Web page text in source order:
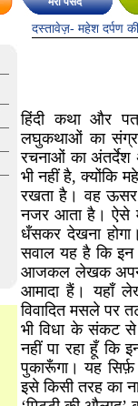
दस्तावेज़- महेश दर्पण
हिंदी कथा और
लघुकथाओं का
रचनाओं का
भी नहीं है, क्योंकि
रखता है। वह
नजर आता है। ऐसे में
धँसकर देखना
सवाल यह है कि
आजकल लेखक अपनी
आमादा हैं। यहाँ
विवादित मसले पर
भी विधा के संकट
नहीं पा रहा हूँ कि
पुकारूँगा। यह
इसे किसी तरह का